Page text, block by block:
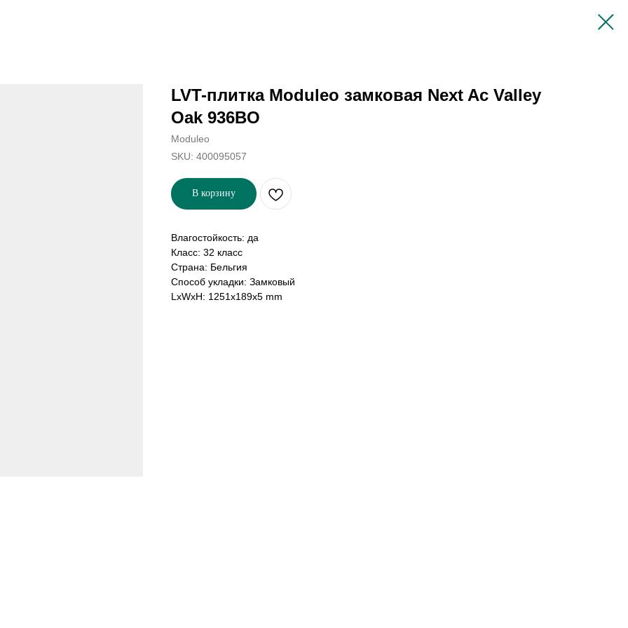
LVT-плитка Moduleo замковая Next Ac Valley
Oak 936BO
Moduleo
SKU: 400095057
В корзину
Влагостойкость: да
Класс: 32 класс
Страна: Бельгия
Способ укладки: Замковый
LxWxH: 1251x189x5 mm